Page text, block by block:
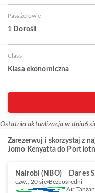
Pasażerowie
1 Dorośli
Class
Klasa ekonomiczna
Ostatnia aktualizacja w dniu6
Zarezerwuj i skorzystaj z
Jomo Kenyatta do Port
Nairobi (NBO) Dar es
czw., 20 sie Bezpośredni
Air